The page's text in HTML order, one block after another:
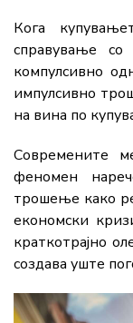
Кога
справување
компулсивно
импулсивно
на вина по
Современите
феномен
трошење како
економски
краткотрајно
создава уште